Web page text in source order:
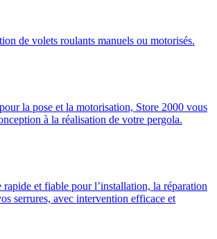
de volets roulants manuels ou motorisés.
la pose et la motorisation, Store 2000 vous
à la réalisation de votre pergola.
rapide et fiable pour l’installation, la réparation
serrures, avec intervention efficace et